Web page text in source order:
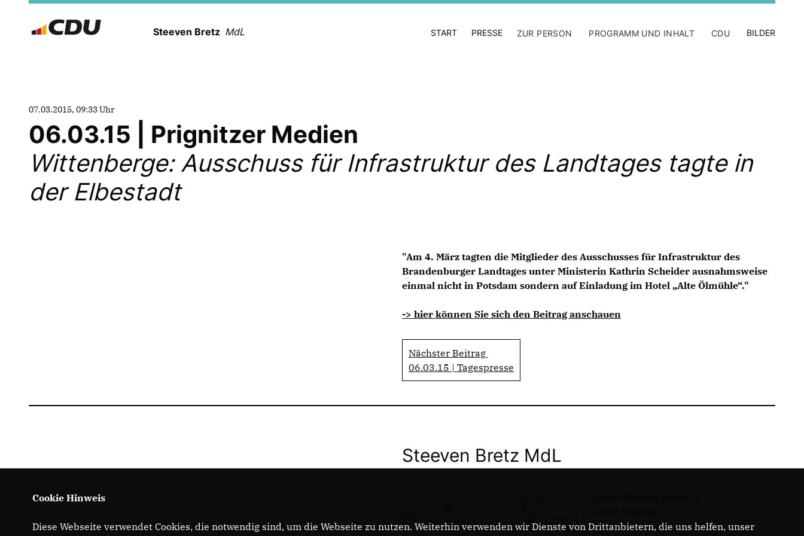
Steeven Bretz MdL START PRESSE ZUR PERSON PROGRAMM UND INHALT CDU BILDER
07.03.2015, 09:33 Uhr
06.03.15 | Prignitzer Medien
Wittenberge: Ausschuss für Infrastruktur des Landtages tagte in
der Elbestadt
"Am 4. März tagten die Mitglieder des Ausschusses für Infrastruktur des
Brandenburger Landtages unter Ministerin Kathrin Scheider ausnahmsweise
einmal nicht in Potsdam sondern auf Einladung im Hotel „Alte Ölmühle“."
-> hier können Sie sich den Beitrag anschauen
Nächster Beitrag
06.03.15 | Tagespresse
Steeven Bretz MdL
Telefon: 0331 - 20085713
Cookie Hinweis
Diese Webseite verwendet Cookies, die notwendig sind, um die Webseite zu nutzen. Weiterhin verwenden wir Dienste von Drittanbietern, die uns helfen, unser